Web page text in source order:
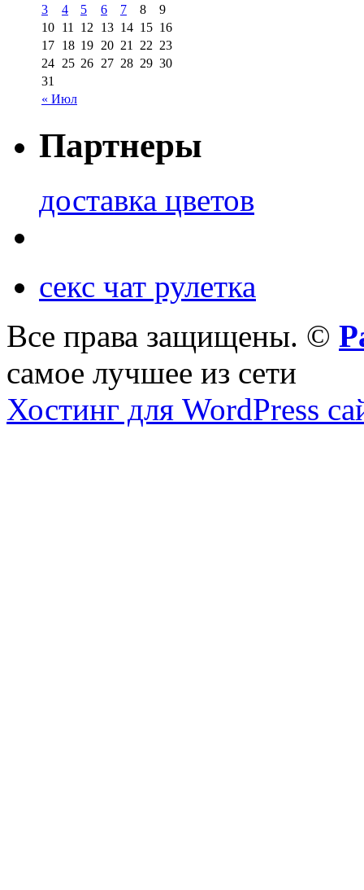
« Июл
3
4 5 6 7 8
9
10 11 12 13 14 15 16
17 18 19 20 21 22 23
24 25 26 27 28 29 30
31
Партнеры
доставка цветов
секс чат рулетка
Все права защищены. ©
самое лучшее из сети
Хостинг для WordPress